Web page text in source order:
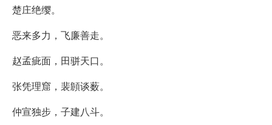
楚庄绝缨。
恶来多力，飞廉善走。
赵孟疵面，田骈天口。
张凭理窟，裴頠谈薮。
仲宣独步，子建八斗。